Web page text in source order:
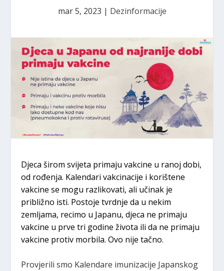
mar 5, 2023 | Dezinformacije
Djeca širom svijeta primaju vakcine u ranoj dobi,
od rođenja. Kalendari vakcinacije i korištene
vakcine se mogu razlikovati, ali učinak je
približno isti. Postoje tvrdnje da u nekim
zemljama, recimo u Japanu, djeca ne primaju
vakcine u prve tri godine života ili da ne primaju
vakcine protiv morbila. Ovo nije tačno.
Provjerili smo Kalendare imunizacije Japanskog